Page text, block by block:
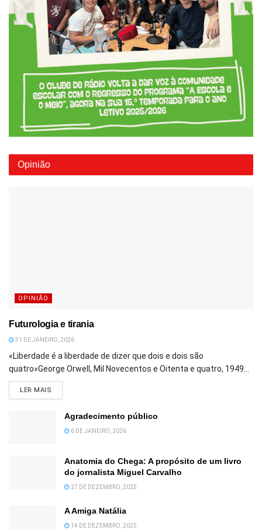
Opinião
OPINIÃO
Futurologia e tirania
31 DE JANEIRO, 2026
«Liberdade é a liberdade de dizer que dois e dois são
quatro»George Orwell, Mil Novecentos e Oitenta e quatro, 1949...
LER MAIS
Agradecimento público
6 DE JANEIRO, 2026
Anatomia do Chega: A propósito de um livro
do jornalista Miguel Carvalho
27 DE DEZEMBRO, 2025
A Amiga Natália
14 DE DEZEMBRO, 2025